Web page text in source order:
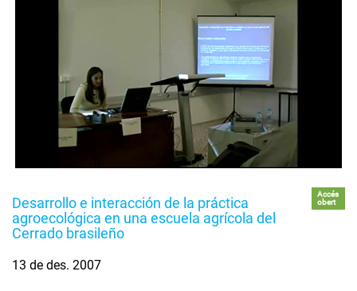
Desarrollo e interacción de la práctica
agroecológica en una escuela agrícola del
Cerrado brasileño
Accés
obert
13 de des. 2007